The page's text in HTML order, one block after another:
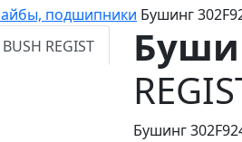
подшипники Бушинг
Бушинг